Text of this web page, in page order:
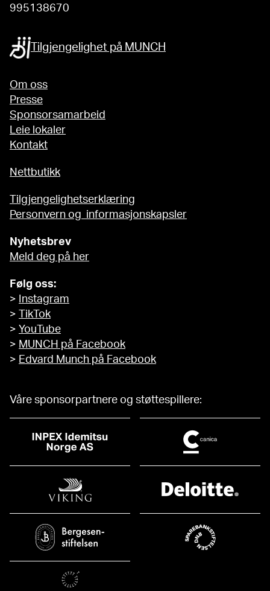
995138670
Tilgjengelighet på MUNCH
Om oss
Presse
Sponsorsamarbeid
Leie lokaler
Kontakt
Nettbutikk
Tilgjengelighetserklæring
Personvern og informasjonskapsler
Nyhetsbrev
Meld deg på her
Følg oss:
>
Instagram
>
TikTok
> YouTube
> MUNCH på Facebook
> Edvard Munch på Facebook
Våre sponsorpartnere og støttespillere: